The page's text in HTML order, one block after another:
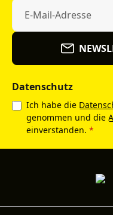
Datenschutz
Ich habe die
genommen und die
einverstanden. *